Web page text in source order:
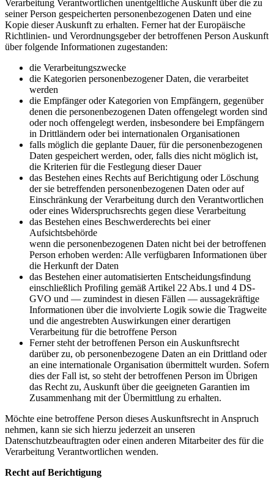
Verarbeitung Verantwortlichen unentgeltliche Auskunft über die zu
seiner Person gespeicherten personenbezogenen Daten und eine
Kopie dieser Auskunft zu erhalten. Ferner hat der Europäische
Richtlinien- und Verordnungsgeber der betroffenen Person Auskunft
über folgende Informationen zugestanden:
die Verarbeitungszwecke
die Kategorien personenbezogener Daten, die verarbeitet
werden
die Empfänger oder Kategorien von Empfängern, gegenüber
denen die personenbezogenen Daten offengelegt worden sind
oder noch offengelegt werden, insbesondere bei Empfängern
in Drittländern oder bei internationalen Organisationen
falls möglich die geplante Dauer, für die personenbezogenen
Daten gespeichert werden, oder, falls dies nicht möglich ist,
die Kriterien für die Festlegung dieser Dauer
das Bestehen eines Rechts auf Berichtigung oder Löschung
der sie betreffenden personenbezogenen Daten oder auf
Einschränkung der Verarbeitung durch den Verantwortlichen
oder eines Widerspruchsrechts gegen diese Verarbeitung
das Bestehen eines Beschwerderechts bei einer
Aufsichtsbehörde
wenn die personenbezogenen Daten nicht bei der betroffenen
Person erhoben werden: Alle verfügbaren Informationen über
die Herkunft der Daten
das Bestehen einer automatisierten Entscheidungsfindung
einschließlich Profiling gemäß Artikel 22 Abs.1 und 4 DS-
GVO und — zumindest in diesen Fällen — aussagekräftige
Informationen über die involvierte Logik sowie die Tragweite
und die angestrebten Auswirkungen einer derartigen
Verarbeitung für die betroffene Person
Ferner steht der betroffenen Person ein Auskunftsrecht
darüber zu, ob personenbezogene Daten an ein Drittland oder
an eine internationale Organisation übermittelt wurden. Sofern
dies der Fall ist, so steht der betroffenen Person im Übrigen
das Recht zu, Auskunft über die geeigneten Garantien im
Zusammenhang mit der Übermittlung zu erhalten.
Möchte eine betroffene Person dieses Auskunftsrecht in Anspruch
nehmen, kann sie sich hierzu jederzeit an unseren
Datenschutzbeauftragten oder einen anderen Mitarbeiter des für die
Verarbeitung Verantwortlichen wenden.
Recht auf Berichtigung